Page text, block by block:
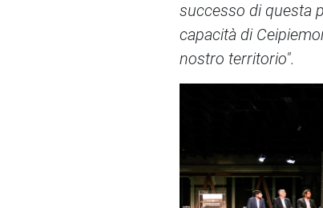
successo di questa
capacità di
nostro territorio".